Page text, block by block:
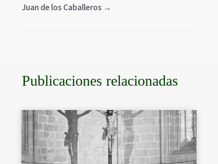
Juan de los Caballeros →
Publicaciones relacionadas